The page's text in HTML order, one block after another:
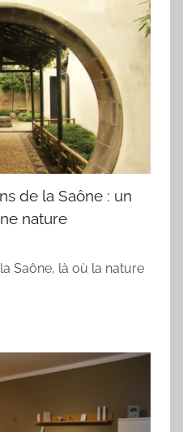
de la Saône : un
nature
Saône, là où la nature